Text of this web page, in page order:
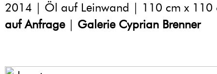
2014 | Öl auf Leinwand | 110 cm x
auf Anfrage| Galerie Cyprian Brenner